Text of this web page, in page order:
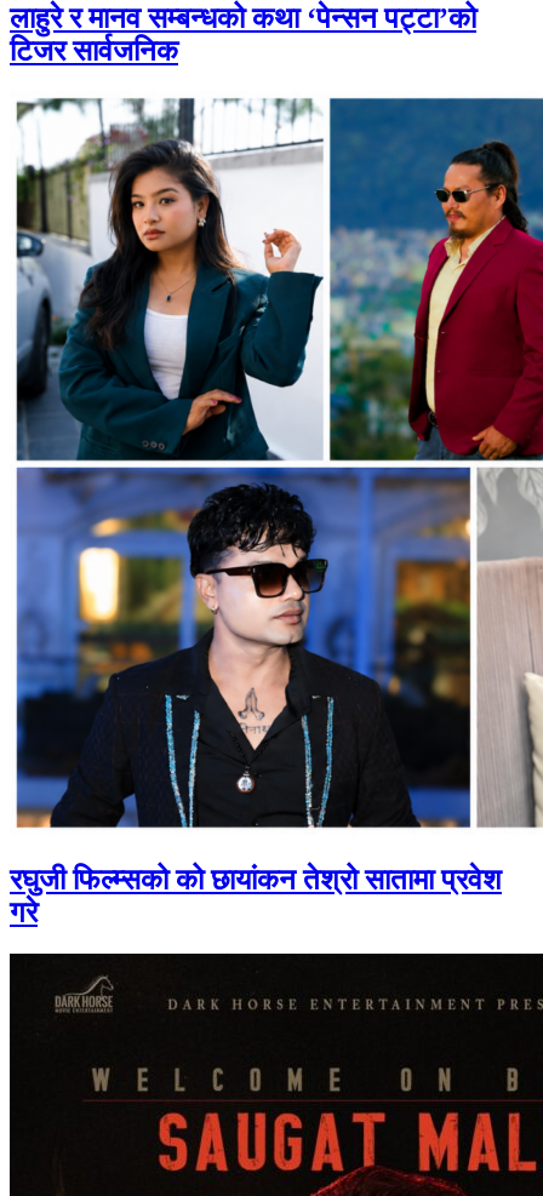
लाहुरे र मानव सम्बन्धको कथा ‘पेन्सन पट्टा’को
टिजर सार्वजनिक
रघुजी फिल्म्सको को छायांकन तेश्रो सातामा प्रवेश
गरे